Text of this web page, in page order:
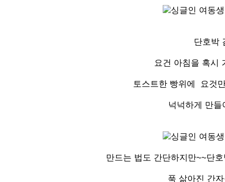
단호박
요건 아침을 혹시
토스트한 빵위에 요것
넉넉하게 만
만드는 법도 간단하지만~~단
푹 삶아진 간